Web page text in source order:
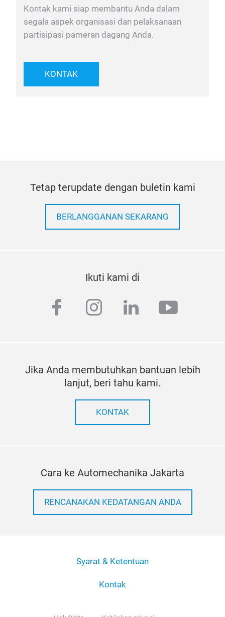
Kontak kami siap membantu Anda dalam
segala aspek organisasi dan pelaksanaan
partisipasi pameran dagang Anda.
KONTAK
Tetap terupdate dengan buletin kami
BERLANGGANAN SEKARANG
Ikuti kami di
facebook
instagram
linkedin
Jika Anda membutuhkan bantuan lebih
lanjut, beri tahu kami.
KONTAK
Cara ke Automechanika Jakarta
RENCANAKAN KEDATANGAN ANDA
Syarat & Ketentuan
Kontak